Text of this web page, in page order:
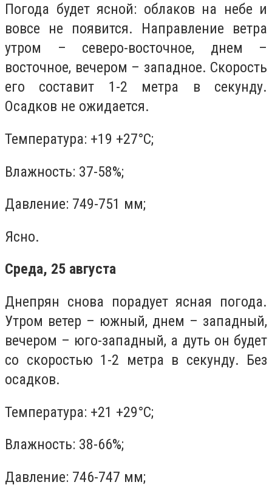
Погода будет ясной: облаков на небе и
вовсе не появится. Направление ветра
утром – северо-восточное, днем –
восточное, вечером – западное. Скорость
его составит 1-2 метра в секунду.
Осадков не ожидается.
Температура: +19 +27°C;
Влажность: 37-58%;
Давление: 749-751 мм;
Ясно.
Среда, 25 августа
Днепрян снова порадует ясная погода.
Утром ветер – южный, днем – западный,
вечером – юго-западный, а дуть он будет
со скоростью 1-2 метра в секунду. Без
осадков.
Температура: +21 +29°C;
Влажность: 38-66%;
Давление: 746-747 мм;